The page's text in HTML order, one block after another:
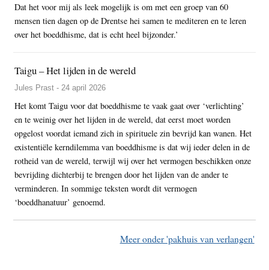
Dat het voor mij als leek mogelijk is om met een groep van 60
mensen tien dagen op de Drentse hei samen te mediteren en te leren
over het boeddhisme, dat is echt heel bijzonder.’
Taigu – Het lijden in de wereld
Jules Prast - 24 april 2026
Het komt Taigu voor dat boeddhisme te vaak gaat over ‘verlichting’
en te weinig over het lijden in de wereld, dat eerst moet worden
opgelost voordat iemand zich in spirituele zin bevrijd kan wanen. Het
existentiële kerndilemma van boeddhisme is dat wij ieder delen in de
rotheid van de wereld, terwijl wij over het vermogen beschikken onze
bevrijding dichterbij te brengen door het lijden van de ander te
verminderen. In sommige teksten wordt dit vermogen
‘boeddhanatuur’ genoemd.
Meer onder 'pakhuis van verlangen'